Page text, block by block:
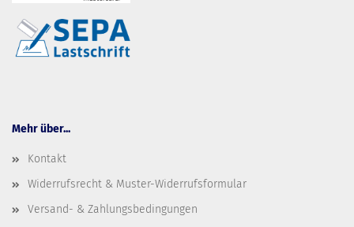
Mehr über...
Kontakt
Widerrufsrecht & Muster-Widerrufsformular
Versand- & Zahlungsbedingungen